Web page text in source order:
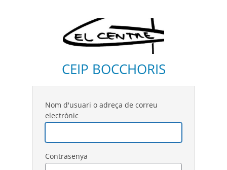
CEIP BOCCHORIS
Nom d'usuari o adreça de correu
electrònic
Contrasenya